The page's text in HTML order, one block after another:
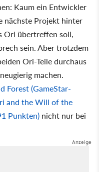
Kaum ein Entwickler
nächste Projekt hinter
Ori übertreffen soll,
sein. Aber trotzdem
Ori-Teile durchaus
machen.
Forest(GameStar-
and the Will of the
Punkten) nicht nur bei